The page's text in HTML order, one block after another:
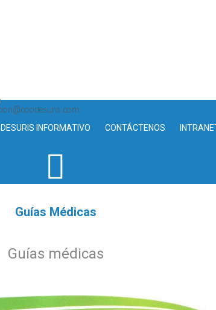
INFORMATIVO CONTÁCTENOS
Guías Médicas
Guías médicas